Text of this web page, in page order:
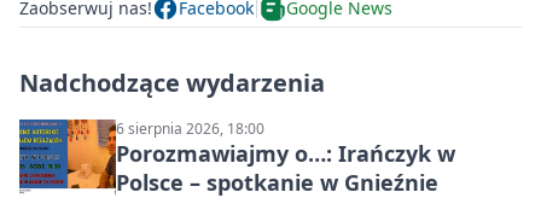
Zaobserwuj nas! Facebook Google News
Nadchodzące wydarzenia
6 sierpnia 2026, 18:00
Porozmawiajmy o…: Irańczyk w
Polsce – spotkanie w Gnieźnie